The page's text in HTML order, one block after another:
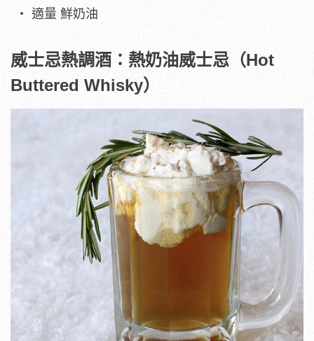
適量 鮮奶油
威士忌熱調酒：熱奶油威士忌（Hot
Buttered Whisky）